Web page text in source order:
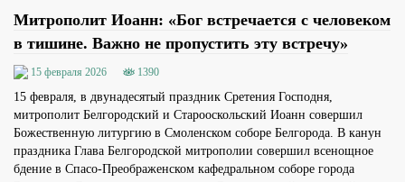
Митрополит Иоанн: «Бог встречается с человеком
в тишине. Важно не пропустить эту встречу»
15 февраля 2026 1390
15 февраля, в двунадесятый праздник Сретения Господня,
митрополит Белгородский и Старооскольский Иоанн совершил
Божественную литургию в Смоленском соборе Белгорода. В канун
праздника Глава Белгородской митрополии совершил всенощное
бдение в Спасо-Преображенском кафедральном соборе города